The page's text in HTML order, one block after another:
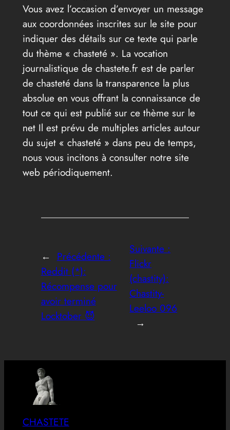
Vous avez l’occasion d’envoyer un message
aux coordonnées inscrites sur le site pour
indiquer des détails sur ce texte qui parle
du thème « chasteté ». La vocation
journalistique de chastete.fr est de parler
de chasteté dans la transparence la plus
absolue en vous offrant la connaissance de
tout ce qui est publié sur ce thème sur le
net Il est prévu de multiples articles autour
du sujet « chasteté » dans peu de temps,
nous vous incitons à consulter notre site
web périodiquement.
← Précédente :
Reddit (*):
Récompense pour
avoir terminé
Locktober 😈
Suivante :
Flickr
(chastity):
Chastity-
Leeloo 096
→
CHASTETE